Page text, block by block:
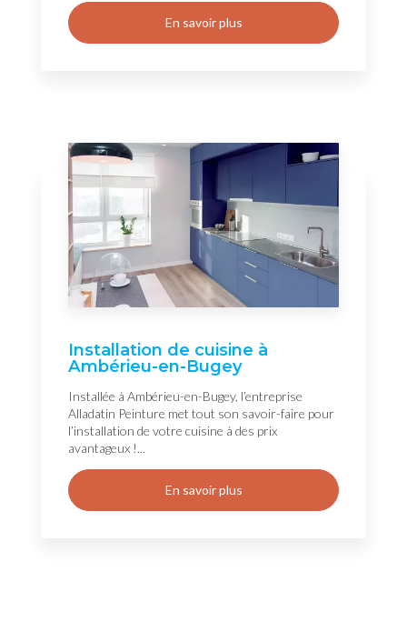
En savoir plus
Installation de cuisine à
Ambérieu-en-Bugey
Installée à Ambérieu-en-Bugey, l’entreprise
Alladatin Peinture met tout son savoir-faire pour
l’installation de votre cuisine à des prix
avantageux !...
En savoir plus